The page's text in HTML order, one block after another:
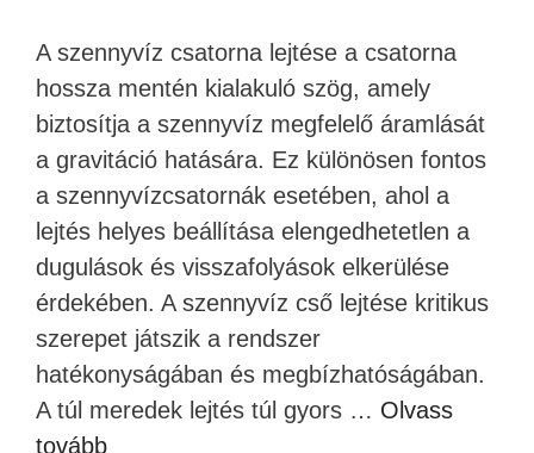
A szennyvíz csatorna lejtése a csatorna
hossza mentén kialakuló szög, amely
biztosítja a szennyvíz megfelelő áramlását
a gravitáció hatására. Ez különösen fontos
a szennyvízcsatornák esetében, ahol a
lejtés helyes beállítása elengedhetetlen a
dugulások és visszafolyások elkerülése
érdekében. A szennyvíz cső lejtése kritikus
szerepet játszik a rendszer
hatékonyságában és megbízhatóságában.
A túl meredek lejtés túl gyors … Olvass
tovább